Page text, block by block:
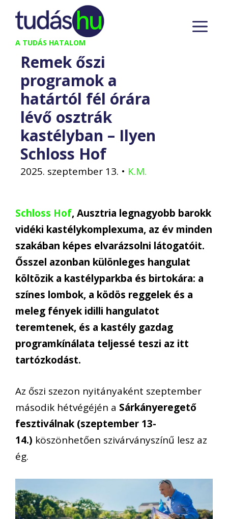
Kilépés
tartalomba
A TUDÁS HATALOM
Remek őszi
programok a
határtól fél órára
lévő osztrák
kastélyban – Ilyen
Schloss Hof
2025. szeptember 13. • K.M.
Schloss Hof, Ausztria legnagyobb barokk
vidéki kastélykomplexuma, az év minden
szakában képes elvarázsolni látogatóit.
Ősszel azonban különleges hangulat
költözik a kastélyparkba és birtokára: a
színes lombok, a ködös reggelek és a
meleg fények idilli hangulatot
teremtenek, és a kastély gazdag
programkínálata teljessé teszi az itt
tartózkodást.
Az őszi szezon nyitányaként szeptember
második hétvégéjén a Sárkányeregető
fesztiválnak (szeptember 13-
14.) köszönhetően szivárványszínű lesz az
ég.